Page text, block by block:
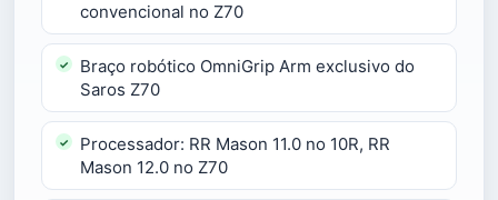
convencional no Z70
Braço robótico OmniGrip Arm exclusivo do
Saros Z70
Processador: RR Mason 11.0 no 10R, RR
Mason 12.0 no Z70